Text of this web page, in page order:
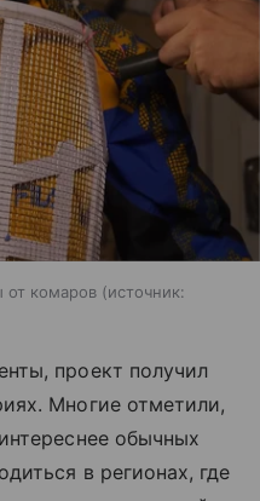
от комаров
источник:
проект получил
Многие отметили,
обычных
в регионах, где